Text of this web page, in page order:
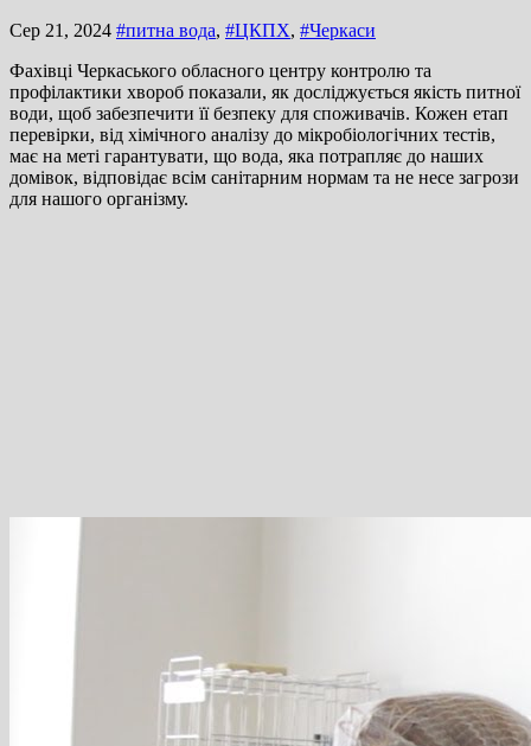
Сер 21, 2024 #питна вода, #ЦКПХ, #Черкаси
Фахівці Черкаського обласного центру контролю та
профілактики хвороб показали, як досліджується якість питної
води, щоб забезпечити її безпеку для споживачів. Кожен етап
перевірки, від хімічного аналізу до мікробіологічних тестів,
має на меті гарантувати, що вода, яка потрапляє до наших
домівок, відповідає всім санітарним нормам та не несе загрози
для нашого організму.